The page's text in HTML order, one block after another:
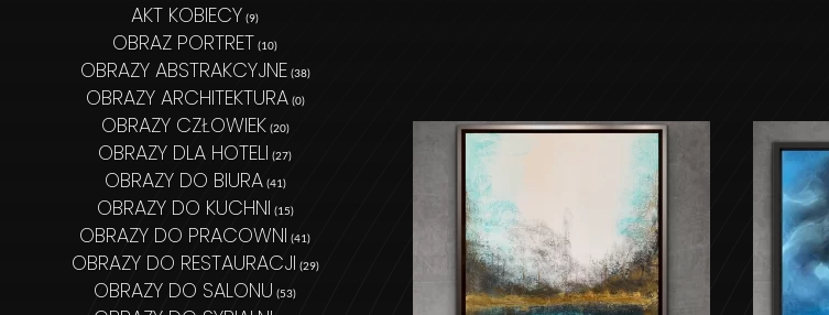
AKT KOBIECY (9)
OBRAZ PORTRET (10)
OBRAZY ABSTRAKCYJNE (38)
OBRAZY ARCHITEKTURA (0)
OBRAZY CZŁOWIEK (20)
OBRAZY DLA HOTELI (27)
OBRAZY DO BIURA (41)
OBRAZY DO KUCHNI (15)
OBRAZY DO PRACOWNI (41)
OBRAZY DO RESTAURACJI (29)
OBRAZY DO SALONU (53)